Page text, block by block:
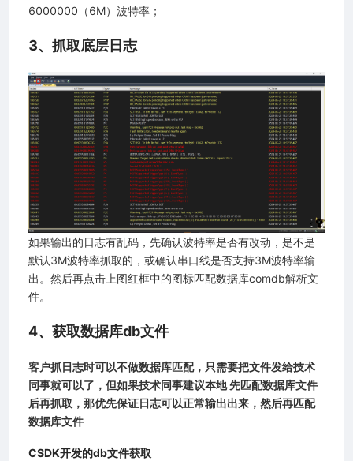
6000000（6M）波特率；
3、抓取底层日志
如果输出的日志有乱码，先确认波特率是否有改动，是不是
默认3M波特率抓取的，或确认串口线是否支持3M波特率输
出。然后再点击上图红框中的图标匹配数据库comdb解析文
件。
4、获取数据库db文件
客户抓日志时可以不做数据库匹配，只需要把文件发给技术
同事就可以了，但如果技术同事建议本地 先匹配数据库文件
后再抓取，那优先保证日志可以正常输出出来，然后再匹配
数据库文件
CSDK开发的db文件获取